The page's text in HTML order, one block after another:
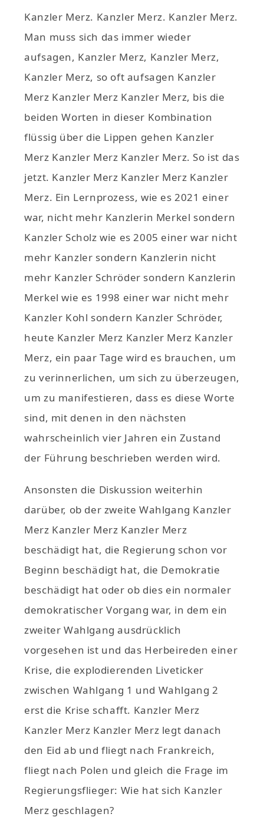
Kanzler Merz. Kanzler Merz. Kanzler Merz.
Man muss sich das immer wieder
aufsagen, Kanzler Merz, Kanzler Merz,
Kanzler Merz, so oft aufsagen Kanzler
Merz Kanzler Merz Kanzler Merz, bis die
beiden Worten in dieser Kombination
flüssig über die Lippen gehen Kanzler
Merz Kanzler Merz Kanzler Merz. So ist das
jetzt. Kanzler Merz Kanzler Merz Kanzler
Merz. Ein Lernprozess, wie es 2021 einer
war, nicht mehr Kanzlerin Merkel sondern
Kanzler Scholz wie es 2005 einer war nicht
mehr Kanzler sondern Kanzlerin nicht
mehr Kanzler Schröder sondern Kanzlerin
Merkel wie es 1998 einer war nicht mehr
Kanzler Kohl sondern Kanzler Schröder,
heute Kanzler Merz Kanzler Merz Kanzler
Merz, ein paar Tage wird es brauchen, um
zu verinnerlichen, um sich zu überzeugen,
um zu manifestieren, dass es diese Worte
sind, mit denen in den nächsten
wahrscheinlich vier Jahren ein Zustand
der Führung beschrieben werden wird.
Ansonsten die Diskussion weiterhin
darüber, ob der zweite Wahlgang Kanzler
Merz Kanzler Merz Kanzler Merz
beschädigt hat, die Regierung schon vor
Beginn beschädigt hat, die Demokratie
beschädigt hat oder ob dies ein normaler
demokratischer Vorgang war, in dem ein
zweiter Wahlgang ausdrücklich
vorgesehen ist und das Herbeireden einer
Krise, die explodierenden Liveticker
zwischen Wahlgang 1 und Wahlgang 2
erst die Krise schafft. Kanzler Merz
Kanzler Merz Kanzler Merz legt danach
den Eid ab und fliegt nach Frankreich,
fliegt nach Polen und gleich die Frage im
Regierungsflieger: Wie hat sich Kanzler
Merz geschlagen?